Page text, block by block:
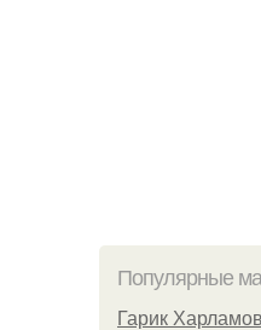
Популярные
Гарик